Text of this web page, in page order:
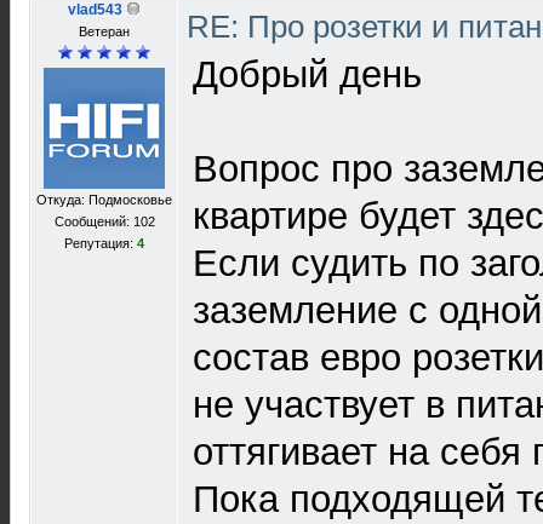
vlad543
Ветеран
Откуда: Подмосковье
Сообщений: 102
Репутация: 4
RE: Про розетки и
Добрый день
Вопрос про
квартире будет
Если судить по
заземление с
состав евро
не участвует в
оттягивает на себя
Пока подходящей